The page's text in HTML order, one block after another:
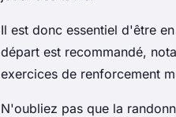
Il est donc essentiel d'être
départ est recommandé,
exercices de renforcement
N'oubliez pas que la